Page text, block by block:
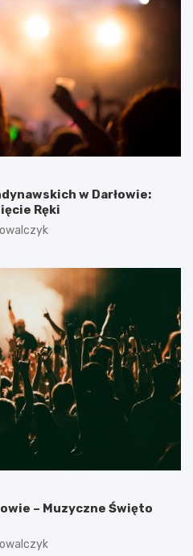
w Darłowie:
Ręki
– Muzyczne Święto